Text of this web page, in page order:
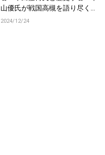
山優氏が戦国高槻を語り尽くし
ます！！
2024/12/24